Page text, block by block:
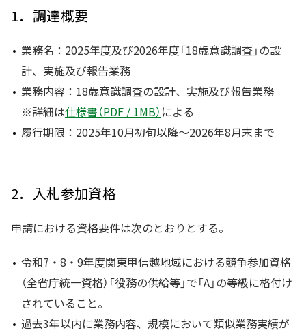
1．調達概要
業務名：2025年度及び2026年度「18歳意識調査」の設
計、実施及び報告業務
業務内容：18歳意識調査の設計、実施及び報告業務
※詳細は仕様書（PDF / 1MB） による
履行期限：2025年10月初旬以降～2026年8月末まで
2．入札参加資格
申請における資格要件は次のとおりとする。
令和7・8・9年度関東甲信越地域における競争参加資格
（全省庁統一資格）「役務の供給等」で「A」の等級に格付け
されていること。
過去3年以内に業務内容、規模において類似業務実績が